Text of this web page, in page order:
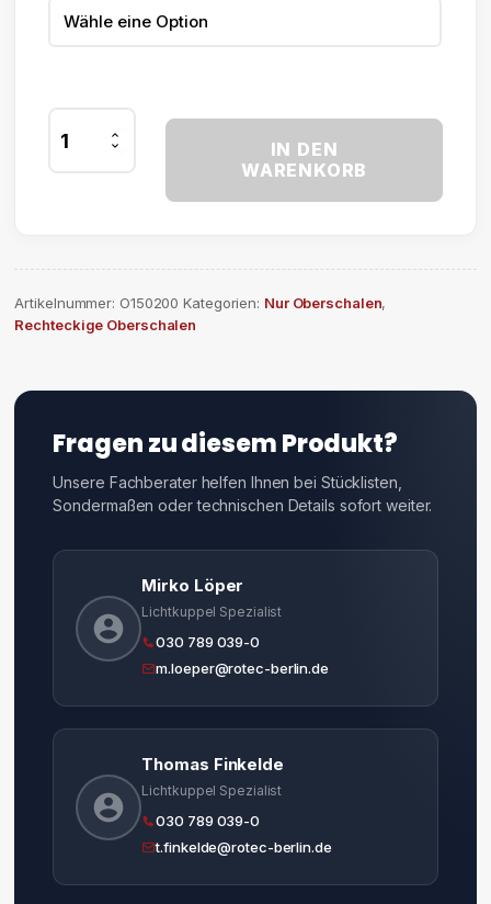
Oberschale
IN DEN
WARENKORB
Artikelnummer: O150200 Kategorien: Nur Oberschalen,
Rechteckige Oberschalen
Fragen zu diesem Produkt?
Unsere Fachberater helfen Ihnen bei Stücklisten,
Sondermaßen oder technischen Details sofort weiter.
Mirko Löper
Lichtkuppel Spezialist
030 789 039-0
m.loeper@rotec-berlin.de
Thomas Finkelde
Lichtkuppel Spezialist
030 789 039-0
t.finkelde@rotec-berlin.de